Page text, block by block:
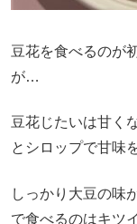
豆花を食べるのが
が…
豆花じたいは甘く
とシロップで甘味
しっかり大豆の味
で食べるのはキツ